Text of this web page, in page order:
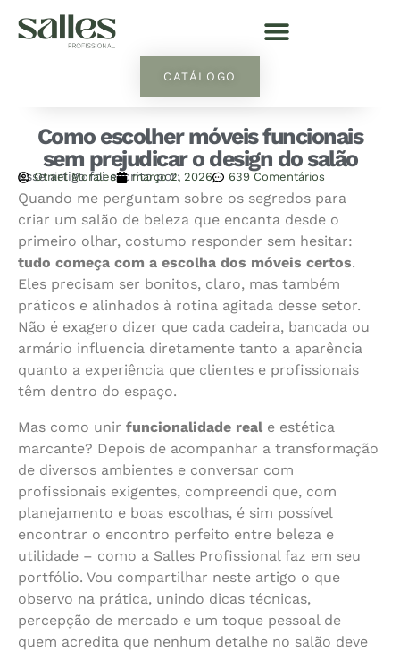
CATÁLOGO
Como escolher móveis funcionais
sem prejudicar o design do salão
Esse artigo foi escrito por:
Otniel Morales março 2, 2026 639 Comentários
Quando me perguntam sobre os segredos para
criar um salão de beleza que encanta desde o
primeiro olhar, costumo responder sem hesitar:
tudo começa com a escolha dos móveis certos.
Eles precisam ser bonitos, claro, mas também
práticos e alinhados à rotina agitada desse setor.
Não é exagero dizer que cada cadeira, bancada ou
armário influencia diretamente tanto a aparência
quanto a experiência que clientes e profissionais
têm dentro do espaço.
Mas como unir funcionalidade real e estética
marcante? Depois de acompanhar a transformação
de diversos ambientes e conversar com
profissionais exigentes, compreendi que, com
planejamento e boas escolhas, é sim possível
encontrar o encontro perfeito entre beleza e
utilidade – como a Salles Profissional faz em seu
portfólio. Vou compartilhar neste artigo o que
observo na prática, unindo dicas técnicas,
percepção de mercado e um toque pessoal de
quem acredita que nenhum detalhe no salão deve